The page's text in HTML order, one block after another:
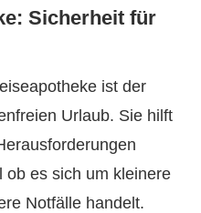
Sicherheit für
ist der
Urlaub. Sie hilft
ob es sich um kleinere
Notfälle handelt.